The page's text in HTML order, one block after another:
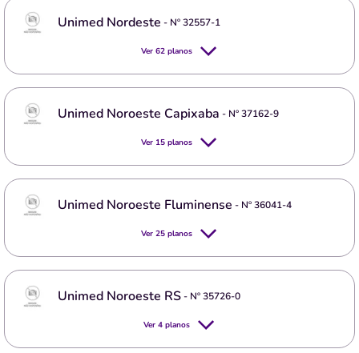
Unimed Nordeste - Nº32557-1
Ver 62 planos
Unimed Noroeste Capixaba - Nº37162-9
Ver 15 planos
Unimed Noroeste Fluminense - Nº36041-4
Ver 25 planos
Unimed Noroeste RS- Nº35726-0
Ver 4 planos